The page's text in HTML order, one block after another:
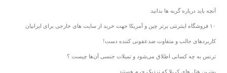
آنچه باید درباره گربه ها بدانید
۱۰ فروشگاه اینترنتی برتر چین و آمریکا جهت خرید از سایت های خارجی برای ایرانیان
کاربردهای جالب و متفاوت ضدعفونی کننده دست!
ترنس به چه کسانی اطلاق می‌شود و تمیلات جنسی آن‌ها چیست ؟
بهترین هتل های کربلا که نزدیک حرم هستند